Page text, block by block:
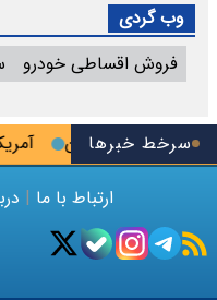
سرخط خبرها آمریکا
وب گردی
فروش اقساطی خودرو
ارتباط با ما |